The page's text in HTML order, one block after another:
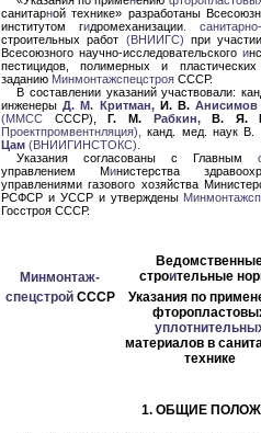
санитарной технике» разработаны
институтом гидромеханизации .
строительных работ (ВНИИГС) при
Всесоюзного научно-исследовательскогои
пестицидов, полимерных и
заданию Минмонтажспецстроя СССР.
В составлении указаний участвовали:
инженеры Д. М. Критман,И. В.
(ММСС СССР), Г. М. Рабкин,В. Я.
Проектпромвентнляция),
канд. мед. наук В.
Цам (ВНИИГИНСТОКС).
Указания согласованы с Главным
управлением Министерства
управлениями газового хозяйства
РСФСР и УССР и утверждены
Госстроя СССР.
Минмонтаж-
строительные
спецстройСССР
Указания по
материалов в
технике
1. ОБЩИЕ